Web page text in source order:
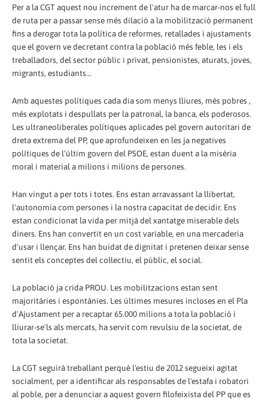
Per a la CGT aquest nou increment de l'atur ha de marcar-nos el full
de ruta per a passar sense més dilació a la mobilització permanent
fins a derogar tota la política de reformes, retallades i ajustaments
que el govern ve decretant contra la població més feble, les i els
treballadors, del sector públic i privat, pensionistes, aturats, joves,
migrants, estudiants...
Amb aquestes polítiques cada dia som menys lliures, més pobres ,
més explotats i despullats per la patronal, la banca, els poderosos.
Les ultraneoliberales polítiques aplicades pel govern autoritari de
dreta extrema del PP, que aprofundeixen en les ja negatives
polítiques de l'últim govern del PSOE, estan duent a la misèria
moral i material a milions i milions de persones.
Han vingut a per tots i totes. Ens estan arravassant la llibertat,
l'autonomia com persones i la nostra capacitat de decidir. Ens
estan condicionat la vida per mitjà del xantatge miserable dels
diners. Ens han convertit en un cost variable, en una mercaderia
d'usar i llençar. Ens han buidat de dignitat i pretenen deixar sense
sentit els conceptes del col·lectiu, el públic, el social.
La població ja crida PROU. Les mobilitzacions estan sent
majoritàries i espontànies. Les últimes mesures incloses en el Pla
d'Ajustament per a recaptar 65.000 milions a tota la població i
lliurar-se'ls als mercats, ha servit com revulsiu de la societat, de
tota la societat.
La CGT seguirà treballant perquè l'estiu de 2012 segueixi agitat
socialment, per a identificar als responsables de l'estafa i robatori
al poble, per a denunciar a aquest govern filofeixista del PP que es